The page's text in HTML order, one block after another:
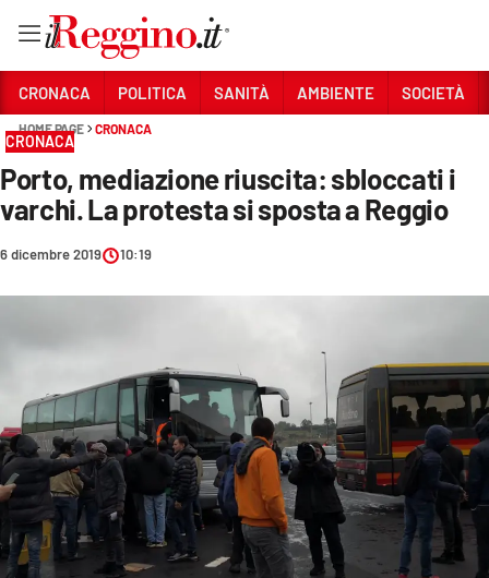
Sezioni
CRONACA
CULTURA
ECONOMIA E LAVORO
EVENTI
SPORT
CRONACA POLITICA SANITÀ AMBIENTE SOCIETÀ
HOME PAGE CRONACA
CRONACA
Porto, mediazione riuscita: sbloccati i
varchi. La protesta si sposta a Reggio
6 dicembre 2019 10:19